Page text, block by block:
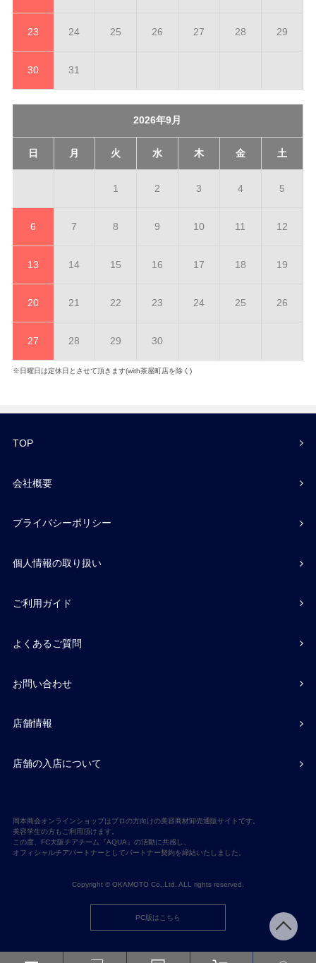
23 24 25 26 27 28 29
30 31
2026年9月
日 月 火 水 木 金 土
1 2 3 4 5
6 7 8 9 10 11 12
13 14 15 16 17 18 19
20 21 22 23 24 25 26
27 28 29 30
※日曜日は定休日とさせて頂きます(with茶屋町店を除く)
TOP
会社概要
プライバシーポリシー
個人情報の取り扱い
ご利用ガイド
よくあるご質問
お問い合わせ
店舗情報
店舗の入店について
岡本商会オンラインショップはプロの方向けの美容商材卸売通販サイトです。
美容学生の方もご利用頂けます。
この度、FC大阪チアチーム『AQUA』の活動に共感し、
オフィシャルチアパートナーとしてパートナー契約を締結いたしました。
Copyright © OKAMOTO Co,.Ltd. ALL rights reserved.
PC版はこちら